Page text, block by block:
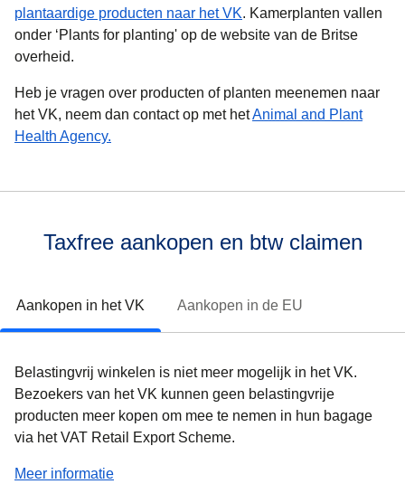
plantaardige producten naar het VK opent in een nieuwe tab
. Kamerplanten vallen
onder ‘Plants for planting' op de website van de Britse
overheid.
Heb je vragen over producten of planten meenemen naar
het VK, neem dan contact op met hetAnimal and Plant
Health Agency.
Taxfree aankopen en btw claimen
Aankopen in het VK Aankopen in de EU
Belastingvrij winkelen is niet meer mogelijk in het VK.
Bezoekers van het VK kunnen geen belastingvrije
producten meer kopen om mee te nemen in hun bagage
via het VAT Retail Export Scheme.
Meer informatie(